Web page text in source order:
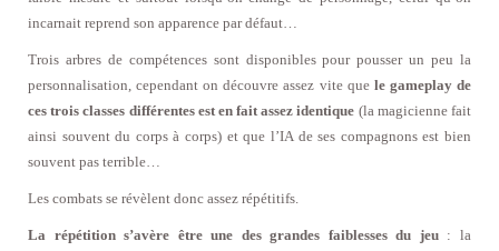
incarnait reprend son apparence par défaut…
Trois arbres de compétences sont disponibles pour pousser un peu la
personnalisation, cependant on découvre assez vite que le gameplay de
ces trois classes différentes est en fait assez identique (la magicienne fait
ainsi souvent du corps à corps) et que l’IA de ses compagnons est bien
souvent pas terrible…
Les combats se révèlent donc assez répétitifs.
La répétition s’avère être une des grandes faiblesses du jeu: la